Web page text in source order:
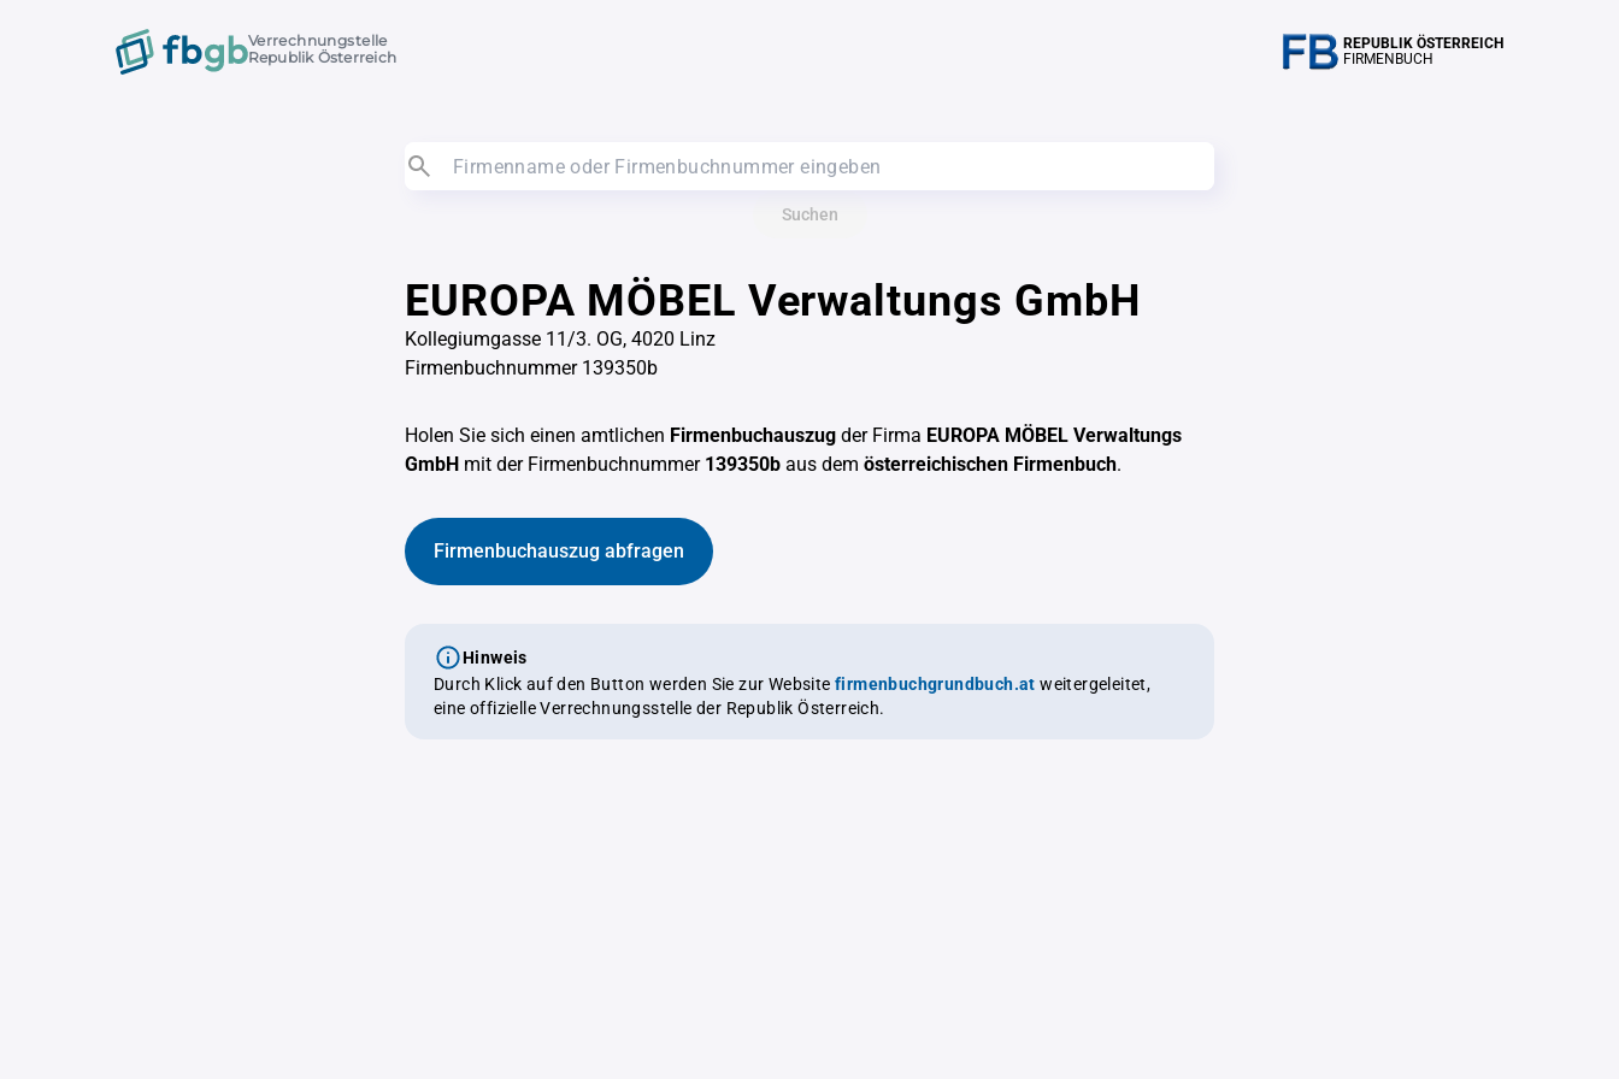
Verrechnungstelle
Republik Österreich
REPUBLIK ÖSTERREICH
FIRMENBUCH
Suchen
EUROPA MÖBEL Verwaltungs GmbH
Kollegiumgasse 11/3. OG, 4020 Linz
Firmenbuchnummer 139350b
Holen Sie sich einen amtlichen Firmenbuchauszug der Firma EUROPA MÖBEL Verwaltungs
GmbH mit der Firmenbuchnummer 139350b aus dem österreichischen Firmenbuch.
Firmenbuchauszug abfragen
Hinweis
Durch Klick auf den Button werden Sie zur Website firmenbuchgrundbuch.at weitergeleitet,
eine offizielle Verrechnungsstelle der Republik Österreich.